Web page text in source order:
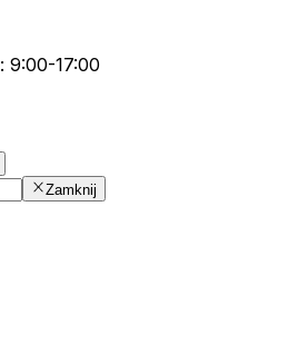
: 9:00-17:00
Zamknij